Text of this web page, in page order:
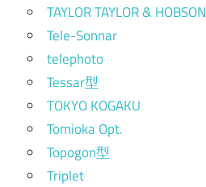
TAYLOR TAYLOR & HOBSON
Tele-Sonnar
telephoto
Tessar型
TOKYO KOGAKU
Tomioka Opt.
Topogon型
Triplet